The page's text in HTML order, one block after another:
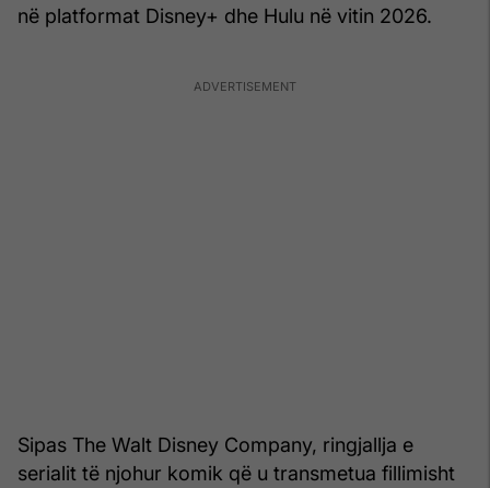
në platformat Disney+ dhe Hulu në vitin 2026.
Sipas The Walt Disney Company, ringjallja e
serialit të njohur komik që u transmetua fillimisht